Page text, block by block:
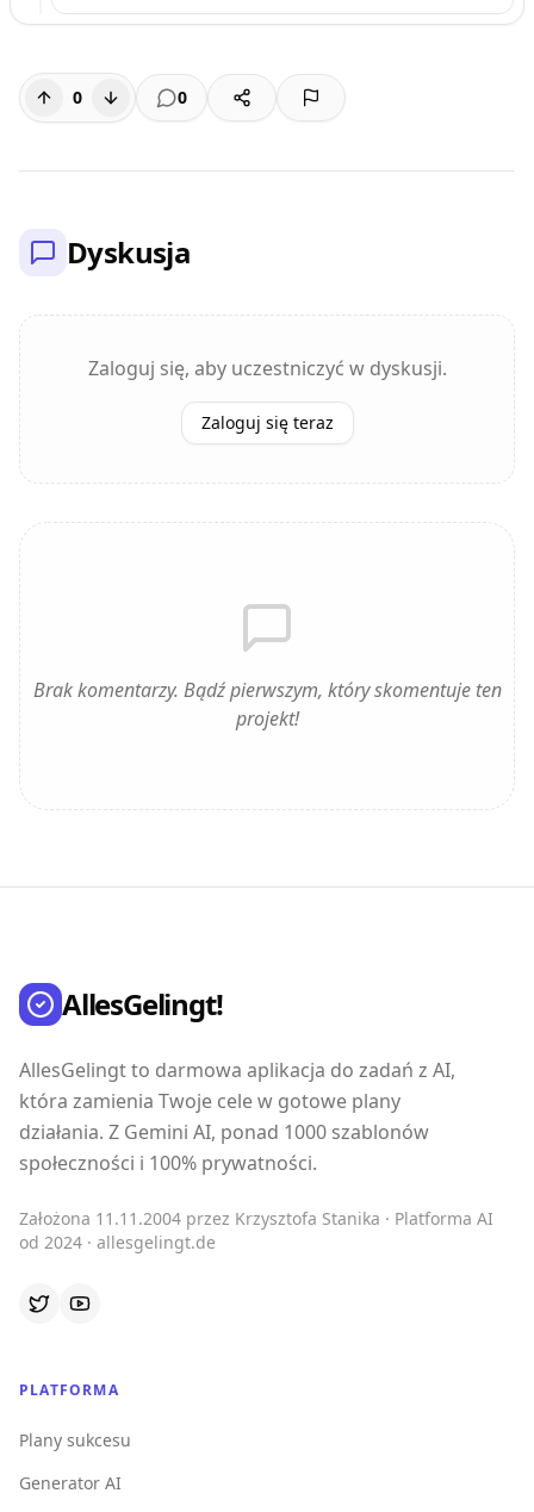
0 0
Dyskusja
Zaloguj się, aby uczestniczyć w dyskusji.
Zaloguj się teraz
Brak komentarzy. Bądź pierwszym, który skomentuje ten
projekt!
AllesGelingt!
AllesGelingt to darmowa aplikacja do zadań z AI,
która zamienia Twoje cele w gotowe plany
działania. Z Gemini AI, ponad 1000 szablonów
społeczności i 100% prywatności.
Założona 11.11.2004 przez Krzysztofa Stanika · Platforma AI
od 2024 · allesgelingt.de
PLATFORMA
Plany sukcesu
Generator AI